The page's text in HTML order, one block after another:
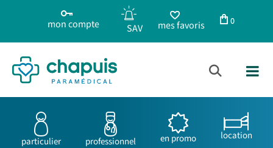
mon compte mes favoris 0
particulier professionnel en promo location